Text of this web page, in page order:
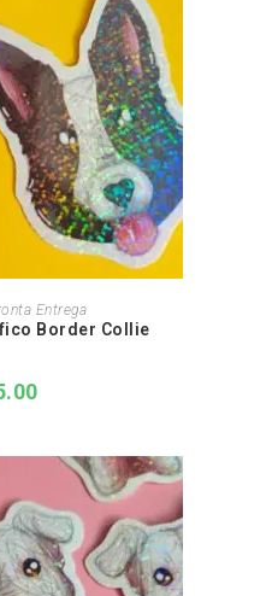
CARRINHO
Entrega
Border Collie